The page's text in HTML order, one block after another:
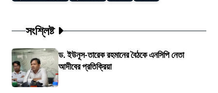
সংশ্লিষ্ট
ড. ইউনূস-তারেক রহমানের বৈঠকে এনসিপি নেতা
আদীবের প্রতিক্রিয়া